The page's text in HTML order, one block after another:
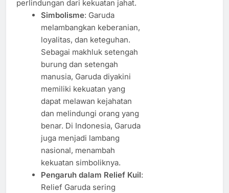
perlindungan dari kekuatan jahat.
Simbolisme: Garuda
melambangkan keberanian,
loyalitas, dan keteguhan.
Sebagai makhluk setengah
burung dan setengah
manusia, Garuda diyakini
memiliki kekuatan yang
dapat melawan kejahatan
dan melindungi orang yang
benar. Di Indonesia, Garuda
juga menjadi lambang
nasional, menambah
kekuatan simboliknya.
Pengaruh dalam Relief Kuil:
Relief Garuda sering